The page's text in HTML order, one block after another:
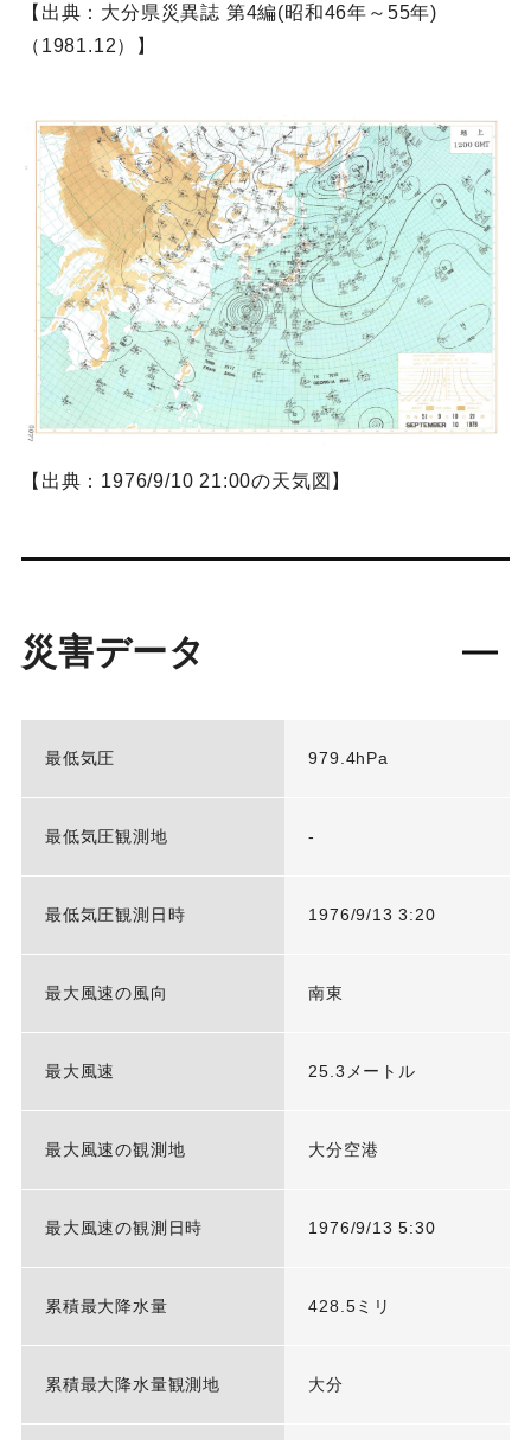
【出典：大分県災異誌 第4編(昭和46年～55年)
（1981.12）】
【出典：1976/9/10 21:00の天気図】
災害データ
最低気圧 979.4hPa
最低気圧観測地 -
最低気圧観測日時 1976/9/13 3:20
最大風速の風向 南東
最大風速 25.3メートル
最大風速の観測地 大分空港
最大風速の観測日時 1976/9/13 5:30
累積最大降水量 428.5ミリ
累積最大降水量観測地 大分